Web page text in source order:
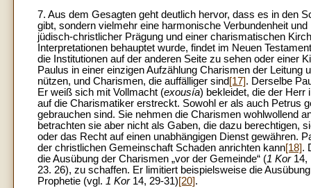
7. Aus dem Gesagten geht deutlich hervor, dass es in den
gibt, sondern vielmehr eine harmonische Verbundenheit
jüdisch-christlicher Prägung und einer charismatischen
Interpretationen behauptet wurde, findet im Neuen
die Institutionen auf der anderen Seite zu sehen oder einer
Paulus in einer einzigen Aufzählung Charismen der
nützen, und Charismen, die auffälliger sind [17]. Derselbe
Er weiß sich mit Vollmacht (exousía) bekleidet, die der
auf die Charismatiker erstreckt. Sowohl er als auch Petrus
gebrauchen sind. Sie nehmen die Charismen wohlwollend
betrachten sie aber nicht als Gaben, die dazu berechtigen,
oder das Recht auf einen unabhängigen Dienst gewähren.
der christlichen Gemeinschaft Schaden anrichten kann[18].
die Ausübung der Charismen „vor der Gemeinde“ (1 Kor14,
23. 26), zu schaffen. Er limitiert beispielsweise die
Prophetie (vgl. 1 Kor14, 29-31)[20].